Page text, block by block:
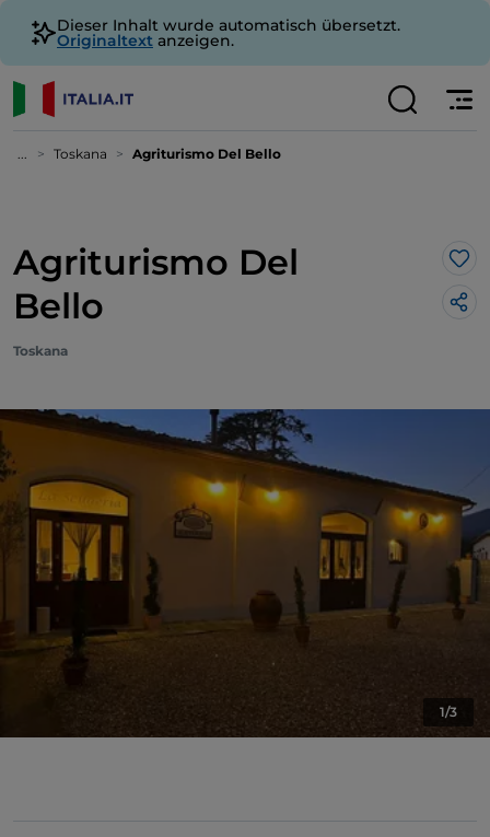
Dieser Inhalt wurde automatisch übersetzt.
Originaltext anzeigen.
... Toskana Agriturismo Del Bello
Agriturismo Del
Bello
Toskana
1/3